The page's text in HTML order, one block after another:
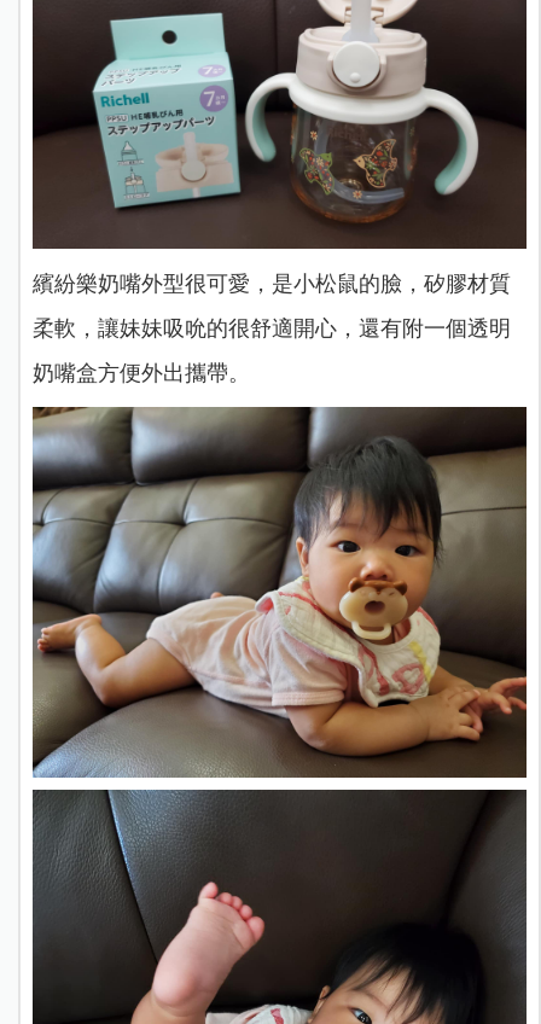
繽紛樂奶嘴外型很可愛，是小松鼠的臉，矽膠材質
柔軟，讓妹妹吸吮的很舒適開心，還有附一個透明
奶嘴盒方便外出攜帶。